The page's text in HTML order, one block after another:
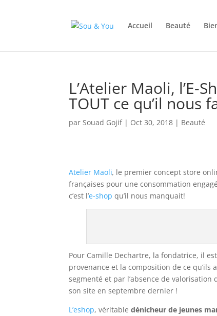
Accueil Beauté
L’Atelier Maoli, l’E-
TOUT ce qu’il nous
parSouad Gojif| Oct 30, 2018 | Beauté
Atelier Maoli, le premier concept store
françaises pour une consommation
c’est l’e-shop qu’il nous manquait!
Pour Camille Dechartre, la fondatrice, il
provenance et la composition de ce
segmenté et par l’absence de
son site en septembre dernier !
L’eshop, véritabledénicheur de jeunes